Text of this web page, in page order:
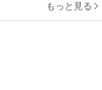
もっと見る